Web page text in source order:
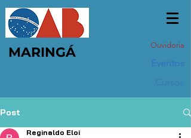
MARINGÁ Ouvidoria
Post
Reginaldo Eloi